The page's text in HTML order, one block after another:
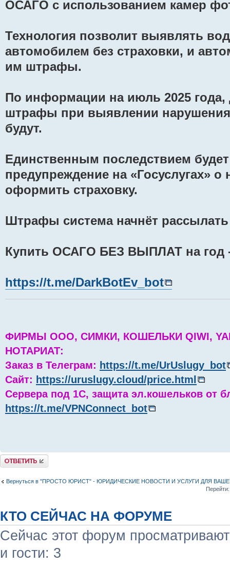
ОСАГО с использованием камер
Технология позволит выявлять
автомобилем без страховки, и
им штрафы.
По информации на июль 2025 года,
штрафы при выявлении
будут.
Единственным последствием
предупреждение на «Госуслугах» о
оформить страховку.
Штрафы система начнёт рассылать
Купить ОСАГО БЕЗ ВЫПЛАТ на год
https://t.me/DarkBotEv_bot
ФИРМЫ ООО, СИМКИ, КОШЕЛЬКИ QIWI,
НОТАРИАТ:
Заказ в Телеграм: https://t.me/UrUslugy_bot
Сайт: https://uruslugy.cloud/price.html
Сервера под 1С, защита эл.кошельков от
https://t.me/VPNConnect_bot
Комментировать
Вернуться в "ПРОСТО ЮРИСТ" - ЮРИДИЧЕСКИЕ НОВОСТИ И УСЛУГИ ДЛЯ
Перейти:
КТО СЕЙЧАС НА ФОРУМЕ
Сейчас этот форум
и гости: 3